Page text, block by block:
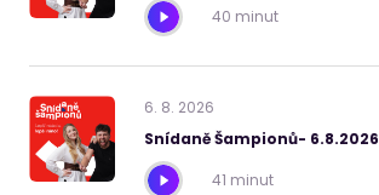
40 minut
6. 8. 2026
Snídaně Šampionů- 6.8.2026
41 minut